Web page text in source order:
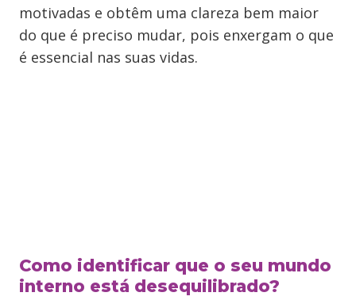
motivadas e obtêm uma clareza bem maior
do que é preciso mudar, pois enxergam o que
é essencial nas suas vidas.
Como identificar que o seu mundo
interno está desequilibrado?